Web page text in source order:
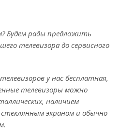
Будем рады предложить
телевизора до сервисного
у нас бесплатная,
телевизоры можно
наличием
экраном и обычно